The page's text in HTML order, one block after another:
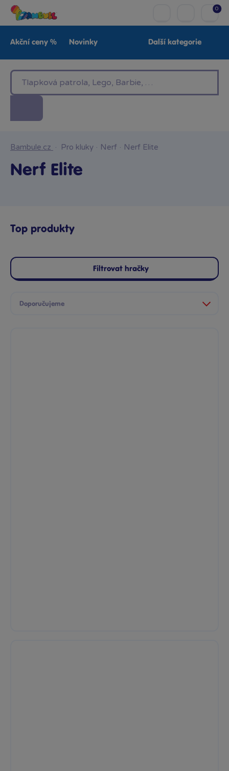
0
Akční ceny % Novinky
Baby Značky
Další kategorie
Bambule.cz · Pro kluky · Nerf · Nerf Elite
Nerf Elite
Top produkty
Filtrovat hračky